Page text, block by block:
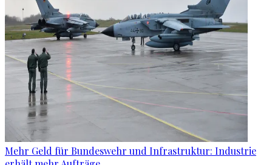
Mehr Geld für Bundeswehr und Infrastruktur: Industrie